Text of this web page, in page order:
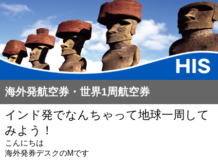
海外発航空券・世界1周航空券
インド発でなんちゃって地球一周して
みよう！
こんにちは
海外発券デスクのMです